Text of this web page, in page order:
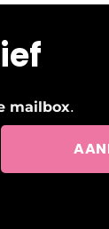
mailbox.